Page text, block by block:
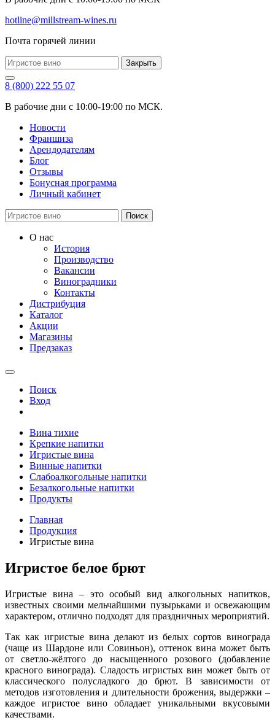
hotline@millstream-wines.ru
Почта горячей линии
Закрыть
8 (800) 222 55 07
В рабочие дни с 10:00-19:00 по МСК.
Новости
Франшиза
Арендодателям
Блог
Отзывы
Бонусная программа
Личный кабинет
Поиск
О нас
История
Производство
Вакансии
Виноградники
Контакты
Дистрибуция
Каталог
Акции
Магазины
Предзаказ
Поиск
Вход
Вина тихие
Крепкие напитки
Игристые вина
Винные напитки
Слабоалкогольные напитки
Безалкогольные напитки
Продукты
Главная
Продукция
Игристые вина
Игристое белое брют
Игристые вина – это особый вид алкогольных напитков,
известных своими мельчайшими пузырьками и освежающим
характером, отлично подходят для праздничных мероприятий.
Так как игристые вина делают из белых сортов винограда
(чаще из Шардоне или Совиньон), оттенок вина может быть
от светло-жёлтого до насыщенного розового (добавление
красного винограда). Сладость игристых вин может быть от
классического полусладкого до брют. В зависимости от
методов изготовления и длительности брожения, выдержки –
каждое игристое вино обладает уникальными вкусовыми
качествами.